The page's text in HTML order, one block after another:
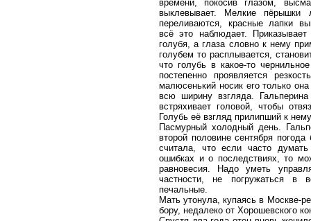
времени, покосив глазом,
выклевывает. Мелкие пёрышки
переливаются, красные лапки
всё это наблюдает.
голубя, а глаза словно к нему
голубем то расплывается,
что голубь в какое-то
постепенно проявляется
малюсенький носик его только
всю ширину взгляда.
встряхивает головой, чтобы
Голубь её взгляд прилипший к
Пасмурный холодный день.
второй половине сентября
считала, что если часто
ошибках и о последствиях, то
равновесия. Надо уметь
частности, не погружаться в
печальные.
Мать утонула, купаясь в Москве-
бору, недалеко от Хорошевского